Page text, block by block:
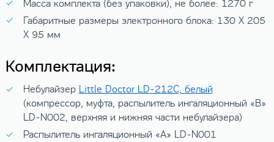
Масса комплекта (без упаковки), не более: 1270 г
Габаритные размеры электронного блока: 130 X 205
X 95 мм
Комплектация:
Небулайзер Little Doctor LD-212C, белый
(компрессор, муфта, распылитель ингаляционный «В»
LD-N002, верхняя и нижняя части небулайзера)
Распылитель ингаляционный «A» LD-N001